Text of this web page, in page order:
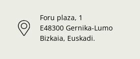
Foru plaza, 1
E48300 Gernika-Lumo
Bizkaia, Euskadi.